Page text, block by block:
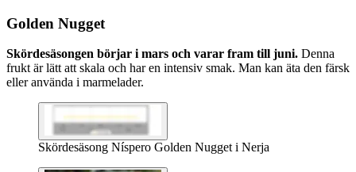
Golden Nugget
Skördesäsongen börjar i mars och varar fram till juni. Denna
frukt är lätt att skala och har en intensiv smak. Man kan äta den färsk
eller använda i marmelader.
Skördesäsong Níspero Golden Nugget i Nerja